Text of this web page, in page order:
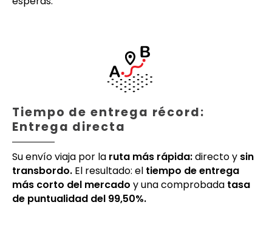
Tiempo de entrega récord:
Entrega directa
Su envío viaja por la ruta más rápida:directo y sin
transbordo. El resultado: el tiempo de entrega
más corto del mercado y una comprobada tasa
de puntualidad del 99,50%.